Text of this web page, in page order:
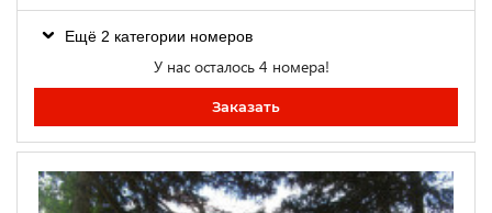
Ещё 2 категории номеров
У нас осталось 4 номера!
Заказать